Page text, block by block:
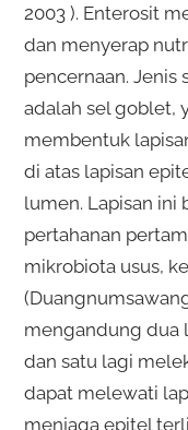
2003 ). Enterosit
dan menyerap
pencernaan. Jenis
adalah sel goblet,
membentuk
di atas lapisan
lumen. Lapisan ini
pertahanan
mikrobiota usus,
mengandung dua
dan satu lagi
dapat melewati
menjaga epitel